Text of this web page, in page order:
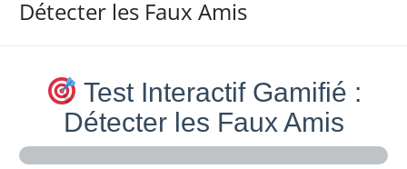
Détecter les Faux Amis
Test Interactif Gamifié :
Détecter les Faux Amis